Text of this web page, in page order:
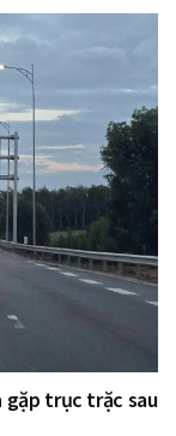
gặp trục trặc sau